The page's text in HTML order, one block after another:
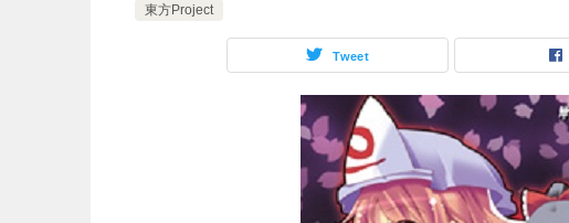
東方Project
Tweet